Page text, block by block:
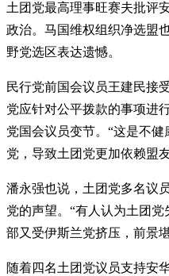
土团党最高理事旺赛夫批评
政治。马国维权组织净选盟
野党选区表达遗憾。
民行党前国会议员王建民接
党应针对公平拨款的事项进
党国会议员变节。“这是不
党，导致土团党更加依赖盟
潘永强也说，土团党多名议
党的声望。“有人认为土团
部又受伊斯兰党挤压，前景
随着四名土团党议员支持安